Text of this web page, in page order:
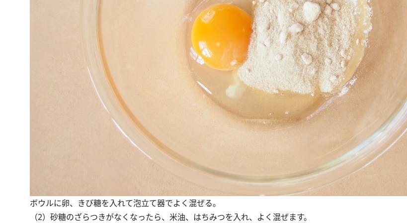
ボウルに卵、きび糖を入れて泡立て器でよく混ぜる。
（2）砂糖のざらつきがなくなったら、米油、はちみつを入れ、よく混ぜます。